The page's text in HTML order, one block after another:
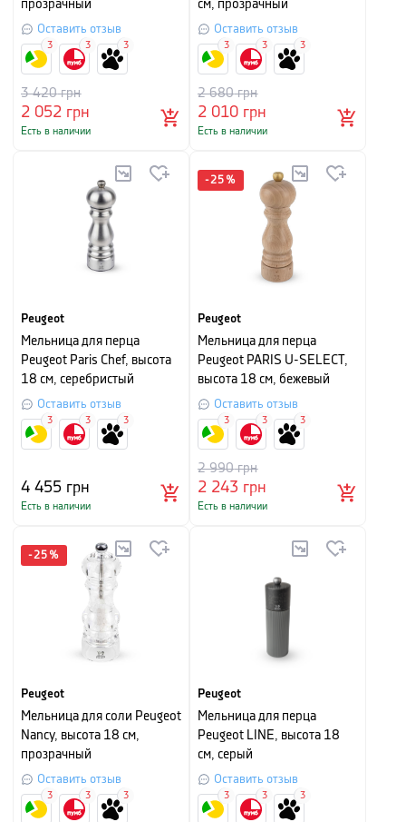
прозрачный
Оставить отзыв
2 052 грн
3 420грн
Есть в наличии
3 3 3
см, прозрачный
Оставить отзыв
2 010 грн
2 680грн
Есть в наличии
3 3 3
Peugeot
Мельница для перца
Peugeot Paris Chef, высота
18 см, серебристый
Оставить отзыв
4 455 грн
Есть в наличии
3 3 3
-25 %
Peugeot
Мельница для перца
Peugeot PARIS U-SELECT,
высота 18 см, бежевый
Оставить отзыв
2 243 грн
2 990грн
Есть в наличии
3 3 3
-25 %
Peugeot
Мельница для соли Peugeot
Nancy, высота 18 см,
прозрачный
Оставить отзыв
3 3 3
Peugeot
Мельница для перца
Peugeot LINE, высота 18
см, серый
Оставить отзыв
3 3 3